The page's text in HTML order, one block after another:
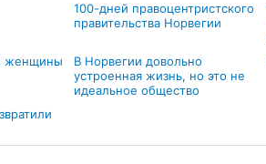
100-дней правоцентристского
правительства Норвегии
женщины
В Норвегии довольно
устроенная жизнь, но это не
идеальное общество